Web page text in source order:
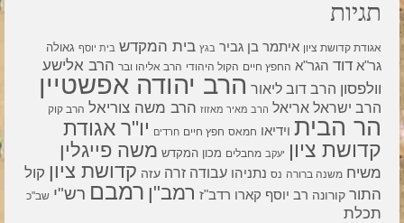
תגיות
אגודת קדושת ציון איתמר בן גביר בגץ בית המקדש בית יוסף גאולה
גר"א דוד הגר"א החפץ חיים הקול היהודי הרב אליהו ובר הרב אלישע
וולפסון הרב דוב ליאור הרב יהודה אפשטיין
הרב ישראל אריאל הרב מאיר מאזוז הרב משה צוריאל הרב קוק
הר הבית וידיאו חמאס חפץ חיים חרדים יו"ר אגודת
קדושת ציון יעקב מחבלים מכון המקדש משה פייגלין
משיח משנה ברורה נס נתניהו עבודה זרה עזה קדושת ציון קול
התור קורונה רב יוסף קארו רדב"ז רמב"ן רמבם רש"י שב"כ
תכלת